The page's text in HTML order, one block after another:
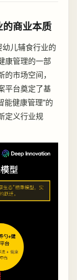
商业本质
儿辅食行业的
康管理的一部
市场空间，
平台奠定了基
能健康管理"的
定义行业规